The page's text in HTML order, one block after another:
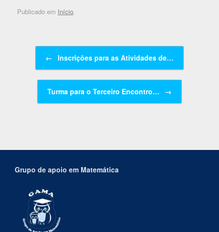
Publicado em Início.
← Inscrições para as Atividades de…
Turma para o Terceiro Encontro… →
Grupo de apoio em Matemática